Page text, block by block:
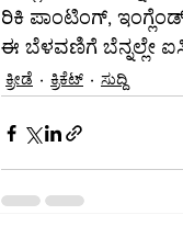
ಈ ಬೆಳವಣಿಗೆ ಬೆನ್ನಲ್ಲೇ
ಕ್ರೀಡೆ ಕ್ರಿಕೆಟ್ ಸುದ್ದಿ